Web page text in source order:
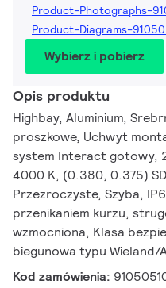
Product-Photographs-
Product-Diagrams-
Wybierz i pobierz
Opis produktu
Highbay, Aluminium,
proszkowe, Uchwyt
system Interact gotowy,
4000 K, (0.380, 0.375)
Przezroczyste, Szyba,
przenikaniem kurzu,
wzmocniona, Klasa
biegunowa typu Wieland/
Kod zamówienia: